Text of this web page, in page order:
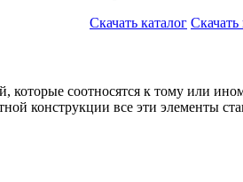
Скачать каталог
соотносятся к тому или
конструкции все эти элементы